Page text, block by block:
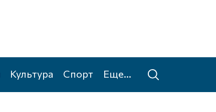
Культура Спорт Еще...